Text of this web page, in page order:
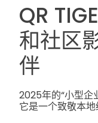
QR
和社区
伴
2025年的“小型企
它是一个致敬本地